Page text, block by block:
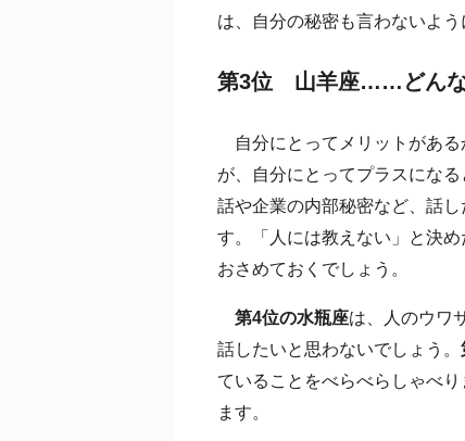
は、自分の秘密も言わないよう
第3位 山羊座……どんな
自分にとってメリットがある
が、自分にとってプラスにな
話や企業の内部秘密など、話
す。「人には教えない」と決
おさめておくでしょう。
第4位の水瓶座は、人のウワ
話したいと思わないでしょう。
ていることをべらべらしゃべ
ます。